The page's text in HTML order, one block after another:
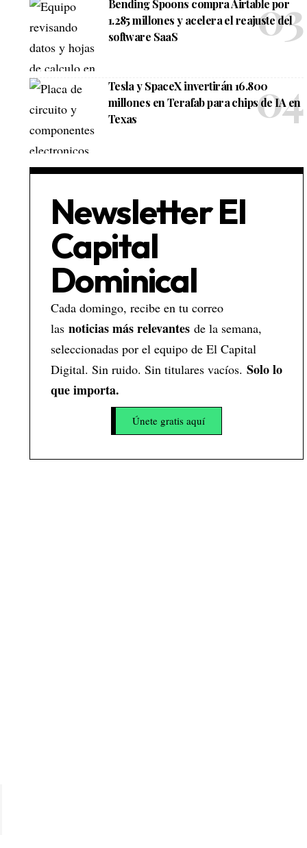
Bending Spoons compra Airtable por
1.285 millones y acelera el reajuste del
software SaaS
Tesla y SpaceX invertirán 16.800
millones en Terafab para chips de IA en
Texas
Newsletter El
Capital
Dominical
Cada domingo, recibe en tu correo
lasnoticias más relevantesde la semana,
seleccionadas por el equipo de El Capital
Digital. Sin ruido. Sin titulares vacíos. Solo lo
que importa.
Únete gratis aquí